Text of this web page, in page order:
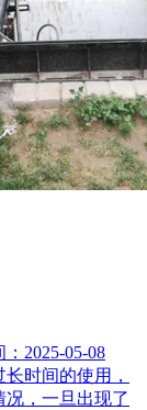
2025-05-08
时间的使用，
，一旦出现了